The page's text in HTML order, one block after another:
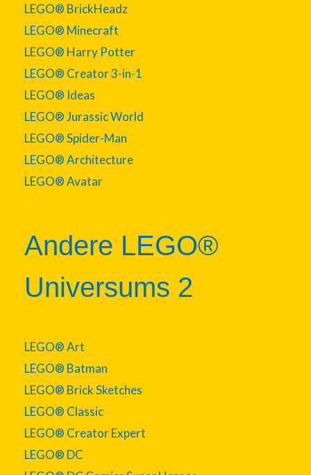
LEGO® BrickHeadz
LEGO® Minecraft
LEGO® Harry Potter
LEGO® Creator 3-in-1
LEGO® Ideas
LEGO® Jurassic World
LEGO® Spider-Man
LEGO® Architecture
LEGO® Avatar
Andere LEGO®
Universums 2
LEGO® Art
LEGO® Batman
LEGO® Brick Sketches
LEGO® Classic
LEGO® Creator Expert
LEGO® DC